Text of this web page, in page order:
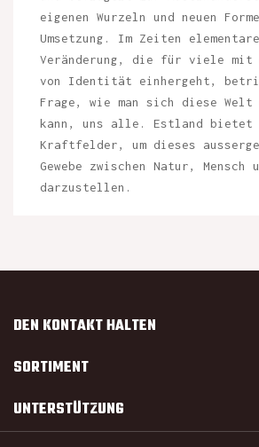
eigenen Wurzeln und neuen
Umsetzung. Im Zeiten
Veränderung, die für viele mit
von Identität einhergeht,
Frage, wie man sich diese Welt
kann, uns alle. Estland bietet
Kraftfelder, um dieses
Gewebe zwischen Natur, Mensch
darzustellen.
DEN KONTAKT HALTEN
SORTIMENT
UNTERSTÜTZUNG